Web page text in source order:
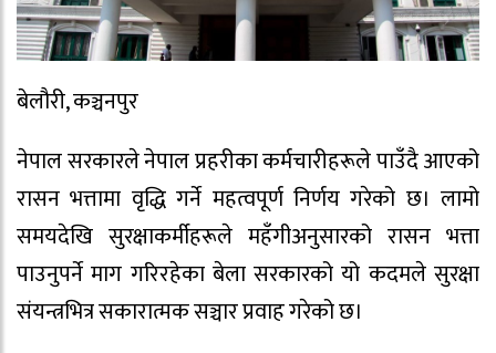
बेलौरी, कञ्चनपुर
नेपाल सरकारले नेपाल प्रहरीका कर्मचारीहरूले पाउँदै आएको
रासन भत्तामा वृद्धि गर्ने महत्वपूर्ण निर्णय गरेको छ। लामो
समयदेखि सुरक्षाकर्मीहरूले महँगीअनुसारको रासन भत्ता
पाउनुपर्ने माग गरिरहेका बेला सरकारको यो कदमले सुरक्षा
संयन्त्रभित्र सकारात्मक सञ्चार प्रवाह गरेको छ।